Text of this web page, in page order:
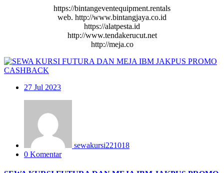
https://bintangeventequipment.rentals
web. http://www.bintangjaya.co.id
https://alatpesta.id
http://www.tendakerucut.net
http://meja.co
27 Jul 2023
sewakursi221018
0 Komentar